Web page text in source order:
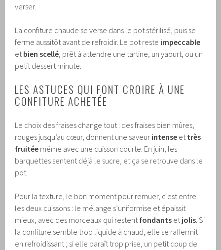
verser.
La confiture chaude se verse dans le pot stérilisé, puis se
ferme aussitôt avant de refroidir. Le pot reste impeccable
et bien scellé , prêt à attendre une tartine, un yaourt, ou un
petit dessert minute.
LES ASTUCES QUI FONT CROIRE À UNE
CONFITURE ACHETÉE
Le choix des fraises change tout : des fraises bien mûres,
rouges jusqu’au cœur, donnent une saveur intense et très
fruitée même avec une cuisson courte. En juin, les
barquettes sentent déjà le sucre, et ça se retrouve dans le
pot.
Pour la texture, le bon moment pour remuer, c’est entre
les deux cuissons : le mélange s’uniformise et épaissit
mieux, avec des morceaux qui restent fondants et jolis . Si
la confiture semble trop liquide à chaud, elle se raffermit
en refroidissant ; si elle paraît trop prise, un petit coup de